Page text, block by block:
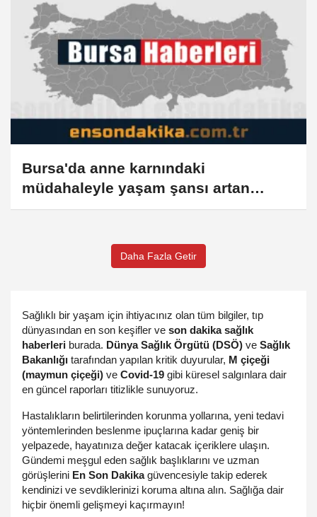
Bursa'da anne karnındaki
müdahaleyle yaşam şansı artan
bebek doğum sonrası sağlığına
Daha Fazla Getir
Sağlıklı bir yaşam için ihtiyacınız olan tüm bilgiler, tıp
dünyasından en son keşifler ve son dakika sağlık
haberleri burada. Dünya Sağlık Örgütü (DSÖ) ve Sağlık
Bakanlığı tarafından yapılan kritik duyurular, M çiçeği
(maymun çiçeği) ve Covid-19 gibi küresel salgınlara dair
en güncel raporları titizlikle sunuyoruz.
Hastalıkların belirtilerinden korunma yollarına, yeni tedavi
yöntemlerinden beslenme ipuçlarına kadar geniş bir
yelpazede, hayatınıza değer katacak içeriklere ulaşın.
Gündemi meşgul eden sağlık başlıklarını ve uzman
görüşlerini En Son Dakikagüvencesiyle takip ederek
kendinizi ve sevdiklerinizi koruma altına alın. Sağlığa dair
hiçbir önemli gelişmeyi kaçırmayın!